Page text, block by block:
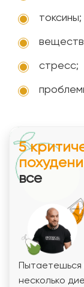
токсины;
стресс;
5
все
Пытаетешься
несколько